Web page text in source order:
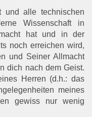
und alle technischen
Wissenschaft in
hat und in der
noch erreichen wird,
und Seiner Allmacht
dich nach dem Geist.
Herren (d.h.: das
meines
gewiss nur wenig